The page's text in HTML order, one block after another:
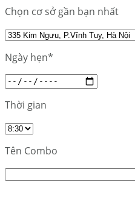
Chọn cơ sở gần bạn nhất
Ngày hẹn*
Thời gian
Tên Combo